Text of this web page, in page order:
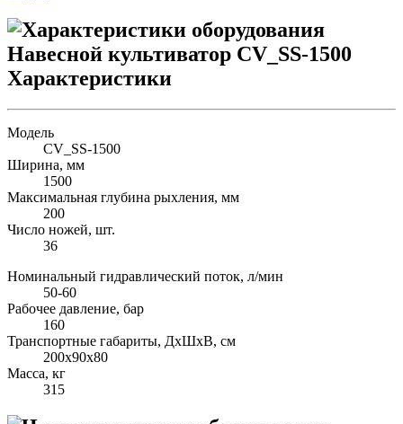
Характеристики
Модель
CV_SS-1500
Ширина, мм
1500
Максимальная глубина рыхления, мм
200
Число ножей, шт.
36
Номинальный гидравлический поток, л/мин
50-60
Рабочее давление, бар
160
Транспортные габариты, ДхШхВ, см
200х90х80
Масса, кг
315